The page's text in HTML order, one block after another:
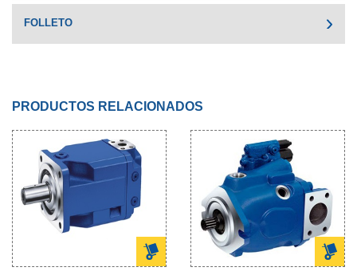
FOLLETO
PRODUCTOS RELACIONADOS